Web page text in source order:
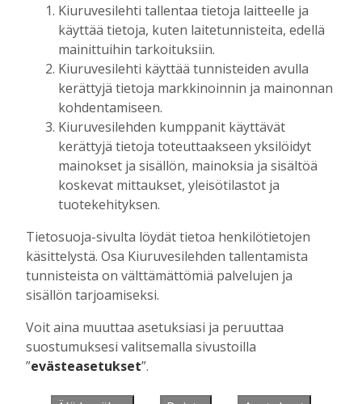
Salasana
Muista minut
Unohtuiko salasana?
se tästä.
Käyntiosoite :
Kiuruvesi Lehti oy
Niemistenkatu 4
Kiuruvesi
Kiuruvesilehti tallentaa tietoja laitteelle ja
käyttää tietoja, kuten laitetunnisteita, edellä
mainittuihin tarkoituksiin.
Kiuruvesilehti käyttää tunnisteiden avulla
kerättyjä tietoja markkinoinnin ja mainonnan
kohdentamiseen.
Kiuruvesilehden kumppanit käyttävät
kerättyjä tietoja toteuttaakseen yksilöidyt
mainokset ja sisällön, mainoksia ja sisältöä
koskevat mittaukset, yleisötilastot ja
tuotekehityksen.
Tietosuoja-sivulta löydät tietoa henkilötietojen
käsittelystä. Osa Kiuruvesilehden tallentamista
tunnisteista on välttämättömiä palvelujen ja
sisällön tarjoamiseksi.
Voit aina muuttaa asetuksiasi ja peruuttaa
suostumuksesi valitsemalla sivustoilla
”evästeasetukset”.